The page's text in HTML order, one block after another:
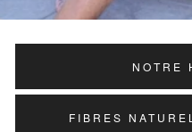
NOTRE
FIBRES